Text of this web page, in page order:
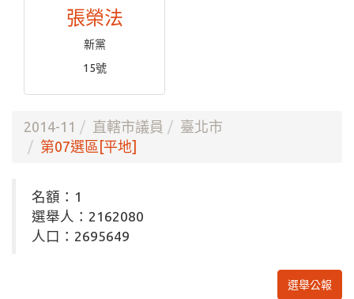
張榮法
新黨
15號
2014-11 直轄市議員
臺北市
第07選區[平地]
名額：1
選舉人：2162080
人口：2695649
選舉公報